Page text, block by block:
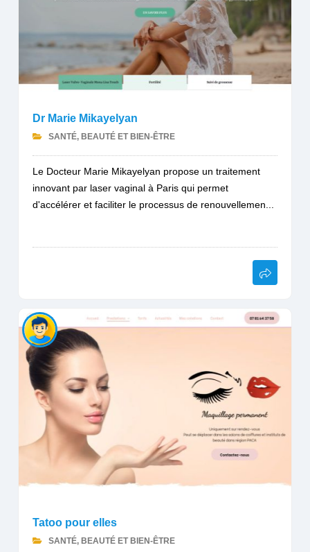
Dr Marie Mikayelyan
SANTÉ, BEAUTÉ ET BIEN-ÊTRE
Le Docteur Marie Mikayelyan propose un traitement
innovant par laser vaginal à Paris qui permet
d'accélérer et faciliter le processus de renouvellemen...
Tatoo pour elles
SANTÉ, BEAUTÉ ET BIEN-ÊTRE